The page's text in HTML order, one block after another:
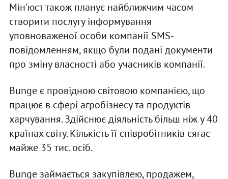
Мін'юст також планує найближчим часом
створити послугу інформування
уповноваженої особи компанії SMS-
повідомленням, якщо були подані документи
про зміну власності або учасників компанії.
Bunge є провідною світовою компанією, що
працює в сфері агробізнесу та продуктів
харчування. Здійснює діяльність більш ніж у 40
країнах світу. Кількість її співробітників сягає
майже 35 тис. осіб.
Bunge займається закупівлею, продажем,